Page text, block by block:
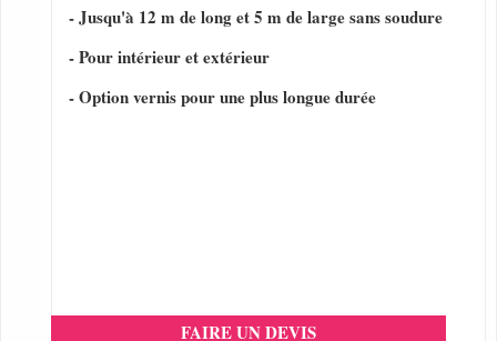
- Jusqu'à 12 m de long et 5 m de large sans soudure
- Pour intérieur et extérieur
- Option vernis pour une plus longue durée
FAIRE UN DEVIS